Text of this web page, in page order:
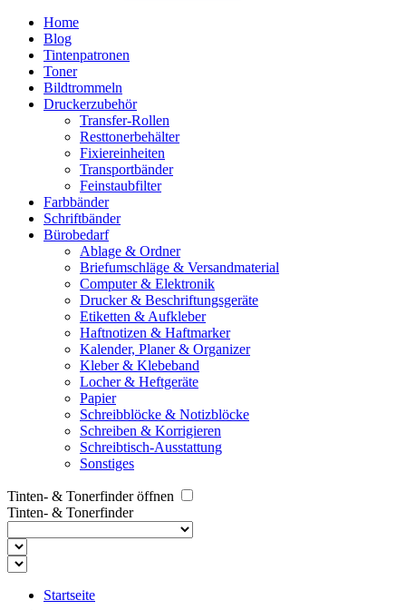
Home
Blog
Tintenpatronen
Toner
Bildtrommeln
Druckerzubehör
Transfer-Rollen
Resttonerbehälter
Fixiereinheiten
Transportbänder
Feinstaubfilter
Farbbänder
Schriftbänder
Bürobedarf
Ablage & Ordner
Briefumschläge & Versandmaterial
Computer & Elektronik
Drucker & Beschriftungsgeräte
Etiketten & Aufkleber
Haftnotizen & Haftmarker
Kalender, Planer & Organizer
Kleber & Klebeband
Locher & Heftgeräte
Papier
Schreibblöcke & Notizblöcke
Schreiben & Korrigieren
Schreibtisch-Ausstattung
Sonstiges
Tinten- & Tonerfinder öffnen
Tinten- & Tonerfinder
Startseite